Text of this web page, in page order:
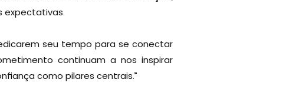
expectativas.
seu tempo para se conectar
continuam a nos inspirar
como pilares centrais.”